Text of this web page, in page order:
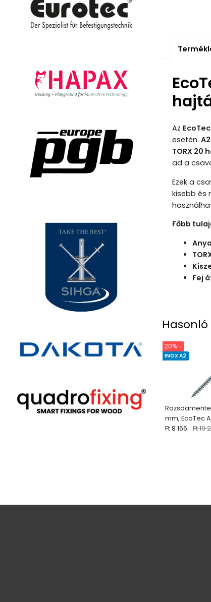
Az
esetén.
TORX 20
ad a
Ezek a
kisebb és
Főbb
Fej
mm, EcoTec
INOX A2
20% -
Ft 8 166 Ft 10